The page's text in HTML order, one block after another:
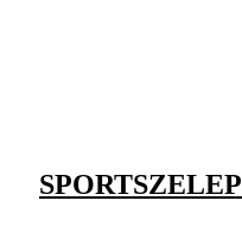
SPORTSZELEP